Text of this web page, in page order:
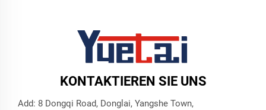
KONTAKTIEREN SIE UNS
Add: 8 Dongqi Road, Donglai, Yangshe Town,